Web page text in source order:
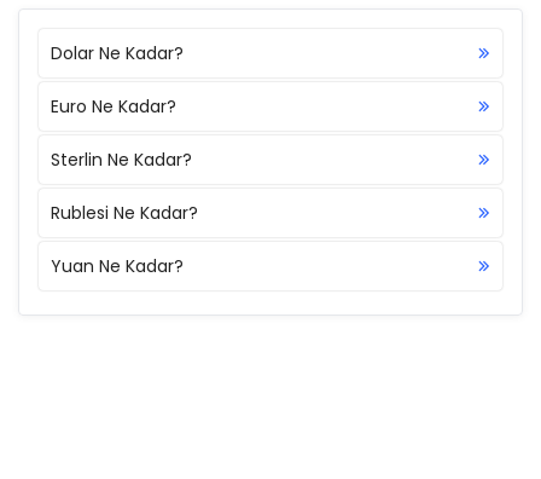
Dolar Ne Kadar?
Euro Ne Kadar?
Sterlin Ne Kadar?
Rublesi Ne Kadar?
Yuan Ne Kadar?